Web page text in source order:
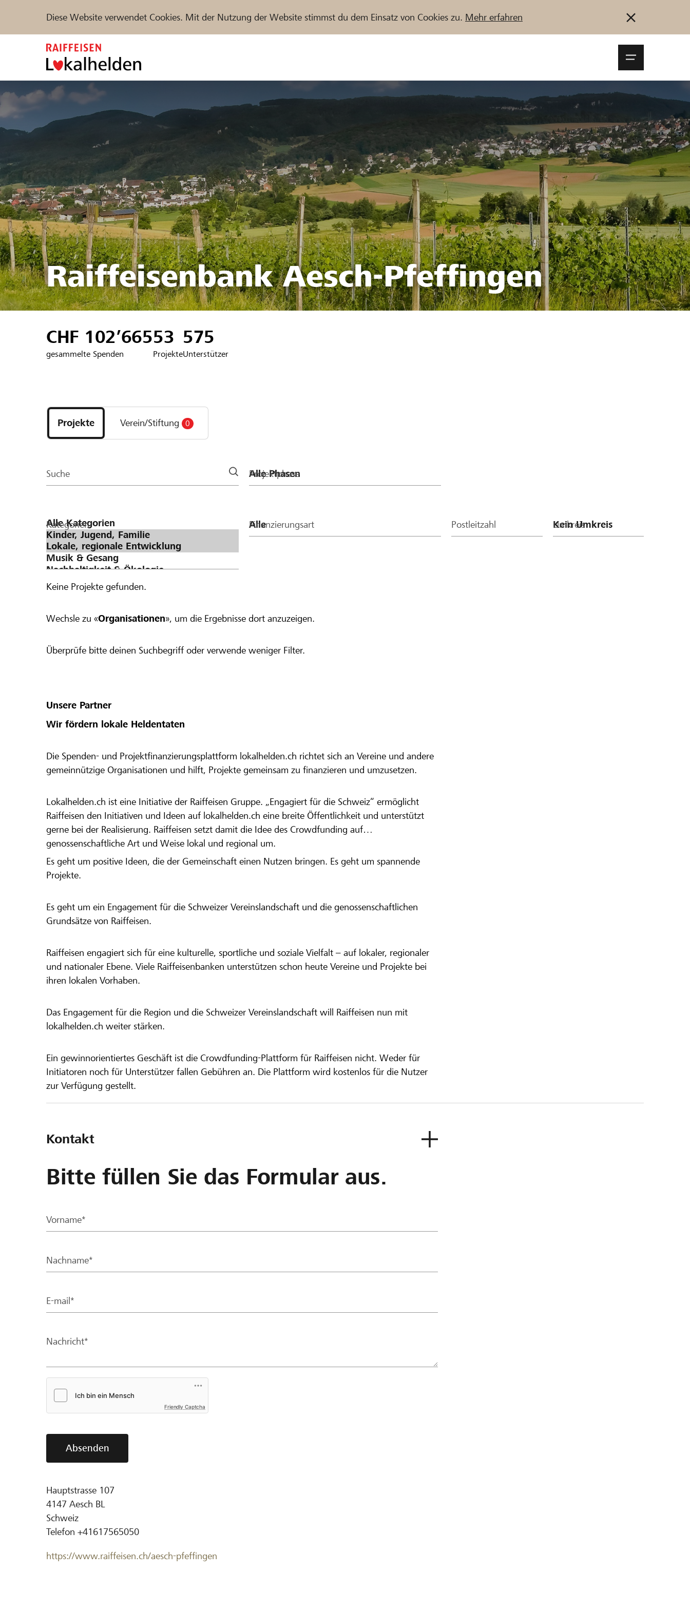
Diese Website verwendet Cookies. Mit der Nutzung der Website stimmst du dem Einsatz von Cookies zu. Mehr erfahren
Unterstützen Partner / Raiffeisenbank Anmelden Registrieren
Projekte und Organisationen finden Jetzt starten
DE FR IT
Raiffeisenbank Aesch-Pfeffingen
CHF 102’665
gesammelte Spenden
53
Projekte
575
Unterstützer
Projekte
und
Organisationen
Projekte Verein/Stiftung 0
Suche Projektphase
Kategorien Finanzierungsart Postleitzahl Umkreis
Keine Projekte gefunden.
Wechsle zu «Organisationen», um die Ergebnisse dort anzuzeigen.
Überprüfe bitte deinen Suchbegriff oder verwende weniger Filter.
Unsere Partner
Wir fördern lokale Heldentaten
Die Spenden- und Projektfinanzierungsplattform lokalhelden.ch richtet sich an Vereine und andere
gemeinnützige Organisationen und hilft, Projekte gemeinsam zu finanzieren und umzusetzen.
Lokalhelden.ch ist eine Initiative der Raiffeisen Gruppe. „Engagiert für die Schweiz“ ermöglicht
Raiffeisen den Initiativen und Ideen auf lokalhelden.ch eine breite Öffentlichkeit und unterstützt
gerne bei der Realisierung. Raiffeisen setzt damit die Idee des Crowdfunding auf
genossenschaftliche Art und Weise lokal und regional um.
Es geht um positive Ideen, die der Gemeinschaft einen Nutzen bringen. Es geht um spannende
Projekte.
Es geht um ein Engagement für die Schweizer Vereinslandschaft und die genossenschaftlichen
Grundsätze von Raiffeisen.
Raiffeisen engagiert sich für eine kulturelle, sportliche und soziale Vielfalt – auf lokaler, regionaler
und nationaler Ebene. Viele Raiffeisenbanken unterstützen schon heute Vereine und Projekte bei
ihren lokalen Vorhaben.
Das Engagement für die Region und die Schweizer Vereinslandschaft will Raiffeisen nun mit
lokalhelden.ch weiter stärken.
Ein gewinnorientiertes Geschäft ist die Crowdfunding-Plattform für Raiffeisen nicht. Weder für
Initiatoren noch für Unterstützer fallen Gebühren an. Die Plattform wird kostenlos für die Nutzer
zur Verfügung gestellt.
Kontakt
Bitte füllen Sie das Formular aus.
Vorname*
Nachname*
E-mail*
Nachricht*
Friendly Captcha
Absenden
Hauptstrasse 107
4147 Aesch BL
Schweiz
Telefon +41617565050
https://www.raiffeisen.ch/aesch-pfeffingen